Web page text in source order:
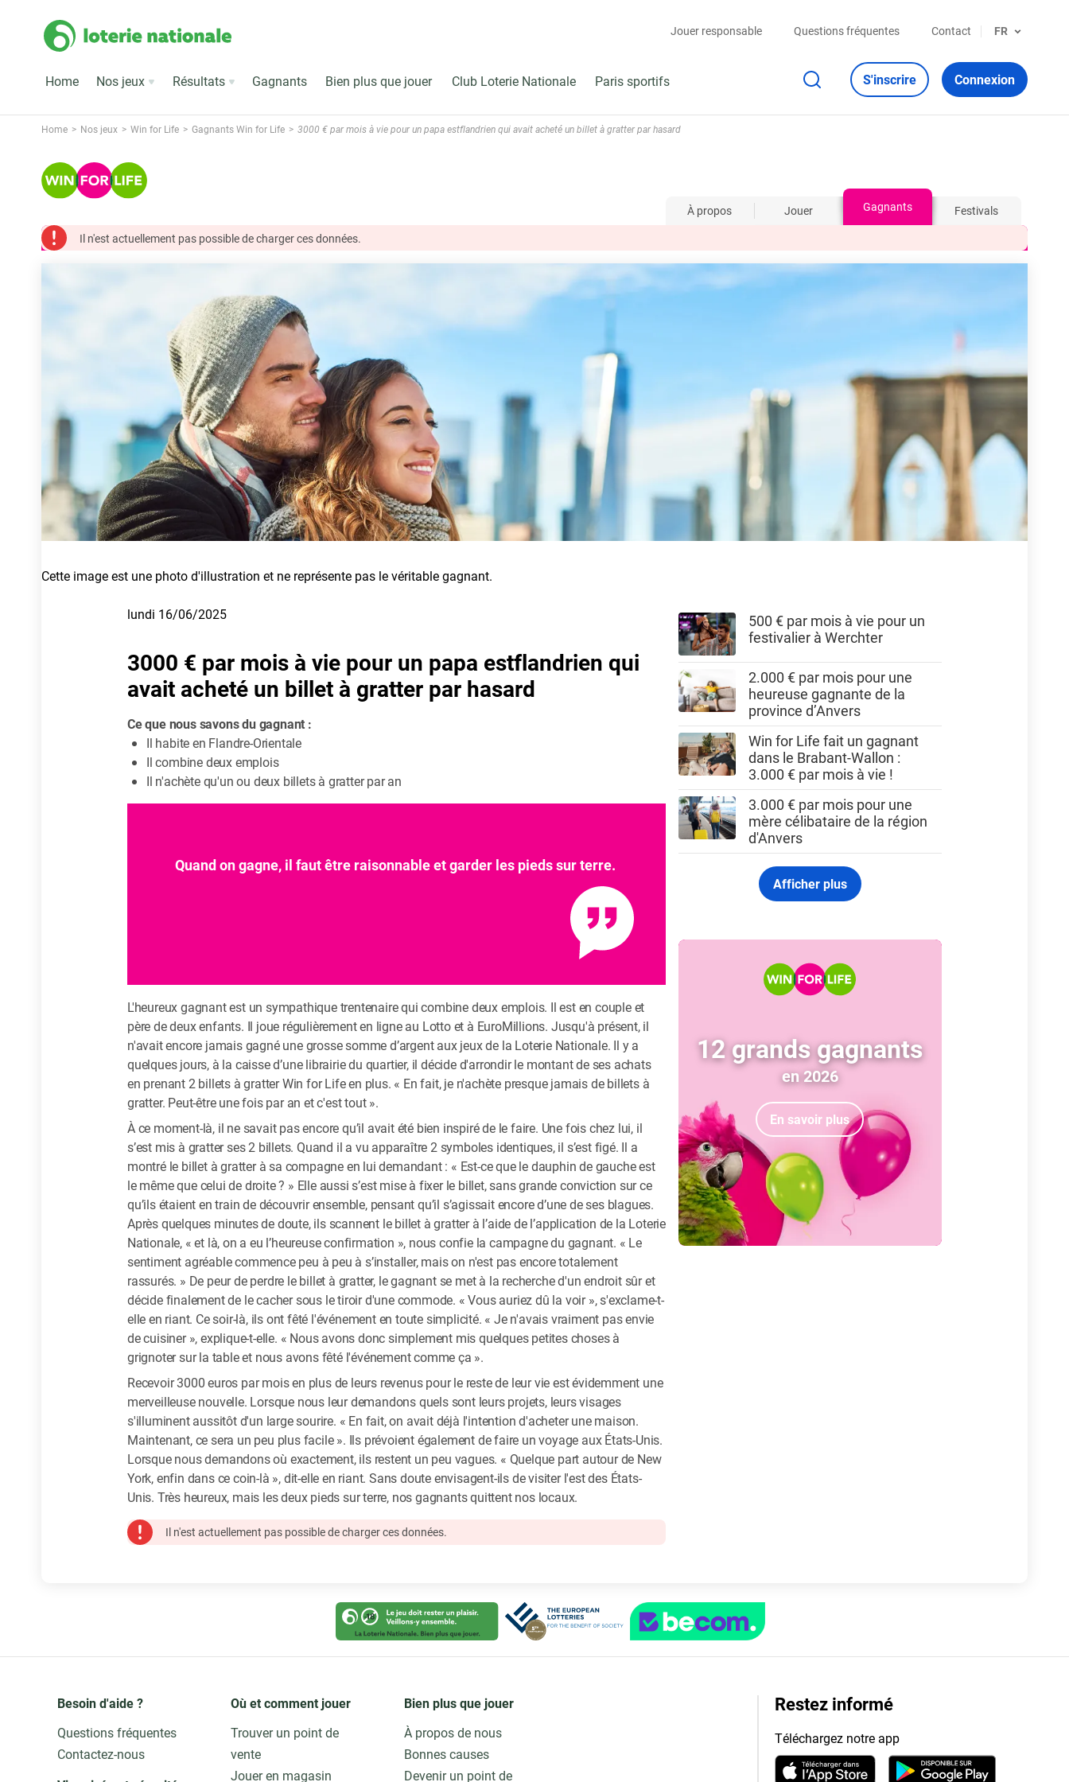
Jouer responsable Questions fréquentes Contact FR
Home Nos jeux Résultats Gagnants Bien plus que jouer Club Loterie Nationale Paris sportifs S'inscrire Connexion
Home Nos jeux Win for Life Gagnants Win for Life 3000 € par mois à vie pour un papa estflandrien qui avait acheté un billet à gratter par hasard
À propos Jouer Gagnants
Festivals
Il n'est actuellement pas possible de charger ces données.
Cette image est une photo d'illustration et ne représente pas le véritable gagnant.
lundi 16/06/2025
3000 € par mois à vie pour un papa estflandrien qui
avait acheté un billet à gratter par hasard
Ce que nous savons du gagnant :
Il habite en Flandre-Orientale
Il combine deux emplois
Il n'achète qu'un ou deux billets à gratter par an
Quand on gagne, il faut être raisonnable et garder les pieds sur terre.
L'heureux gagnant est un sympathique trentenaire qui combine deux emplois. Il est en couple et
père de deux enfants. Il joue régulièrement en ligne au Lotto et à EuroMillions. Jusqu'à présent, il
n'avait encore jamais gagné une grosse somme d’argent aux jeux de la Loterie Nationale. Il y a
quelques jours, à la caisse d’une librairie du quartier, il décide d'arrondir le montant de ses achats
en prenant 2 billets à gratter Win for Life en plus. « En fait, je n'achète presque jamais de billets à
gratter. Peut-être une fois par an et c'est tout ».
À ce moment-là, il ne savait pas encore qu’il avait été bien inspiré de le faire. Une fois chez lui, il
s’est mis à gratter ses 2 billets. Quand il a vu apparaître 2 symboles identiques, il s’est figé. Il a
montré le billet à gratter à sa compagne en lui demandant : « Est-ce que le dauphin de gauche est
le même que celui de droite ? » Elle aussi s’est mise à fixer le billet, sans grande conviction sur ce
qu’ils étaient en train de découvrir ensemble, pensant qu’il s’agissait encore d’une de ses blagues.
Après quelques minutes de doute, ils scannent le billet à gratter à l’aide de l’application de la Loterie
Nationale, « et là, on a eu l’heureuse confirmation », nous confie la campagne du gagnant. « Le
sentiment agréable commence peu à peu à s’installer, mais on n'est pas encore totalement
rassurés. » De peur de perdre le billet à gratter, le gagnant se met à la recherche d'un endroit sûr et
décide finalement de le cacher sous le tiroir d'une commode. « Vous auriez dû la voir », s'exclame-t-
elle en riant. Ce soir-là, ils ont fêté l'événement en toute simplicité. « Je n'avais vraiment pas envie
de cuisiner », explique-t-elle. « Nous avons donc simplement mis quelques petites choses à
grignoter sur la table et nous avons fêté l'événement comme ça ».
Recevoir 3000 euros par mois en plus de leurs revenus pour le reste de leur vie est évidemment une
merveilleuse nouvelle. Lorsque nous leur demandons quels sont leurs projets, leurs visages
s'illuminent aussitôt d'un large sourire. « En fait, on avait déjà l'intention d'acheter une maison.
Maintenant, ce sera un peu plus facile ». Ils prévoient également de faire un voyage aux États-Unis.
Lorsque nous demandons où exactement, ils restent un peu vagues. « Quelque part autour de New
York, enfin dans ce coin-là », dit-elle en riant. Sans doute envisagent-ils de visiter l'est des États-
Unis. Très heureux, mais les deux pieds sur terre, nos gagnants quittent nos locaux.
Il n'est actuellement pas possible de charger ces données.
500 € par mois à vie pour un
festivalier à Werchter
2.000 € par mois pour une
heureuse gagnante de la
province d’Anvers
Win for Life fait un gagnant
dans le Brabant-Wallon :
3.000 € par mois à vie !
3.000 € par mois pour une
mère célibataire de la région
d'Anvers
Afficher plus
12 grands gagnants
en 2026
En savoir plus
Besoin d'aide ?
Questions fréquentes
Contactez-nous
Où et comment jouer
Trouver un point de
vente
Jouer en magasin
Bien plus que jouer
À propos de nous
Bonnes causes
Devenir un point de
Restez informé
Téléchargez notre app